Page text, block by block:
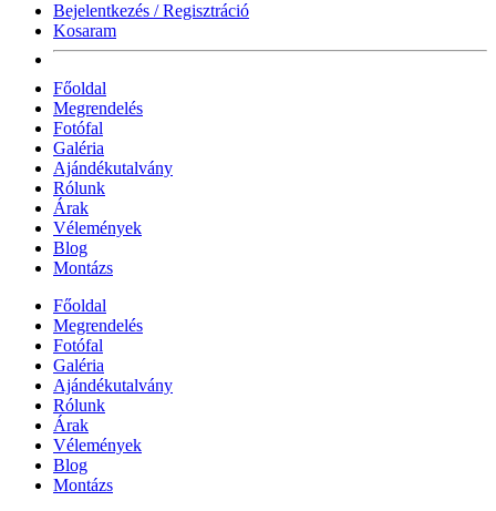
Bejelentkezés / Regisztráció
Kosaram
Főoldal
Megrendelés
Fotófal
Galéria
Ajándékutalvány
Rólunk
Árak
Vélemények
Blog
Montázs
Főoldal
Megrendelés
Fotófal
Galéria
Ajándékutalvány
Rólunk
Árak
Vélemények
Blog
Montázs